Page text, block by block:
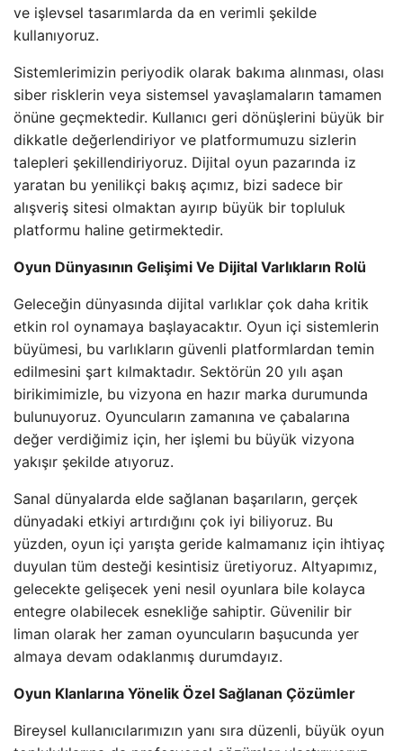
ve işlevsel tasarımlarda da en verimli şekilde
kullanıyoruz.
Sistemlerimizin periyodik olarak bakıma alınması, olası
siber risklerin veya sistemsel yavaşlamaların tamamen
önüne geçmektedir. Kullanıcı geri dönüşlerini büyük bir
dikkatle değerlendiriyor ve platformumuzu sizlerin
talepleri şekillendiriyoruz. Dijital oyun pazarında iz
yaratan bu yenilikçi bakış açımız, bizi sadece bir
alışveriş sitesi olmaktan ayırıp büyük bir topluluk
platformu haline getirmektedir.
Oyun Dünyasının Gelişimi Ve Dijital Varlıkların Rolü
Geleceğin dünyasında dijital varlıklar çok daha kritik
etkin rol oynamaya başlayacaktır. Oyun içi sistemlerin
büyümesi, bu varlıkların güvenli platformlardan temin
edilmesini şart kılmaktadır. Sektörün 20 yılı aşan
birikimimizle, bu vizyona en hazır marka durumunda
bulunuyoruz. Oyuncuların zamanına ve çabalarına
değer verdiğimiz için, her işlemi bu büyük vizyona
yakışır şekilde atıyoruz.
Sanal dünyalarda elde sağlanan başarıların, gerçek
dünyadaki etkiyi artırdığını çok iyi biliyoruz. Bu
yüzden, oyun içi yarışta geride kalmamanız için ihtiyaç
duyulan tüm desteği kesintisiz üretiyoruz. Altyapımız,
gelecekte gelişecek yeni nesil oyunlara bile kolayca
entegre olabilecek esnekliğe sahiptir. Güvenilir bir
liman olarak her zaman oyuncuların başucunda yer
almaya devam odaklanmış durumdayız.
Oyun Klanlarına Yönelik Özel Sağlanan Çözümler
Bireysel kullanıcılarımızın yanı sıra düzenli, büyük oyun